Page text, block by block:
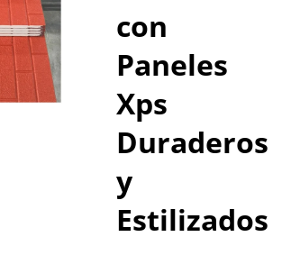
con
Paneles
Xps
Duraderos
y
Estilizados